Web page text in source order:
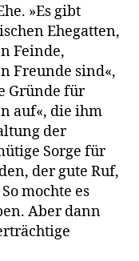
»Es gibt
Ehegatten,
Feinde,
Freunde sind«,
Gründe für
auf«, die ihm
der
Sorge für
der gute Ruf,
mochte es
Aber dann